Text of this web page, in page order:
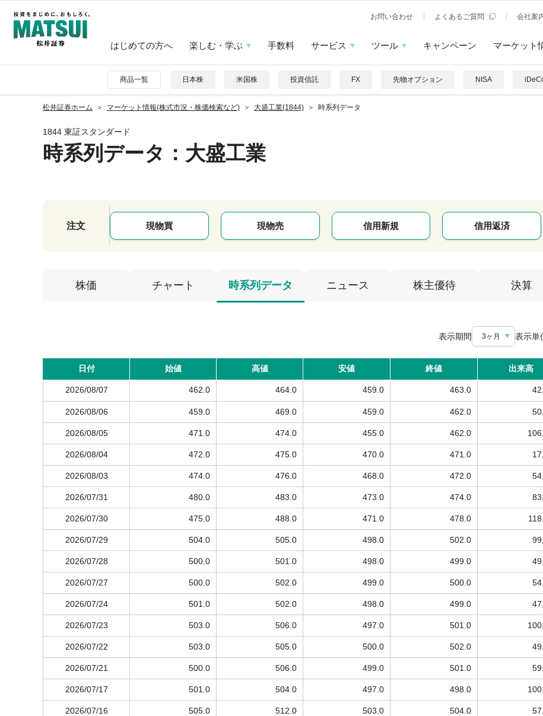
お問い合わせ よくあるご質問 会社案
はじめての方へ 楽しむ・学ぶ 手数料 サービス ツール キャンペーン マーケット
商品一覧 日本株 米国株 投資信託 FX 先物オプション NISA
松井証券ホーム マーケット情報(株式市況・株価検索など) 大盛工業(1844) 時系列データ
1844 東証スタンダード
時系列データ ：大盛工業
注文 現物買 現物売 信用新規 信用返済
株価 チャート 時系列データ ニュース 株主優待 決算
表示期間 3ヶ月 表示単
日付 始値 高値 安値 終値 出来高
2026/08/07 462.0 464.0 459.0 463.0
2026/08/06 459.0 469.0 459.0 462.0
2026/08/05 471.0 474.0 455.0 462.0
2026/08/04 472.0 475.0 470.0 471.0
2026/08/03 474.0 476.0 468.0 472.0
2026/07/31 480.0 483.0 473.0 474.0
2026/07/30 475.0 488.0 471.0 478.0
2026/07/29 504.0 505.0 498.0 502.0
2026/07/28 500.0 501.0 498.0 499.0
2026/07/27 500.0 502.0 499.0 500.0
2026/07/24 501.0 502.0 498.0 499.0
2026/07/23 503.0 506.0 497.0 501.0
2026/07/22 503.0 505.0 500.0 502.0
2026/07/21 500.0 506.0 499.0 501.0
2026/07/17 501.0 504.0 497.0 498.0
2026/07/16 505.0 512.0 503.0 504.0